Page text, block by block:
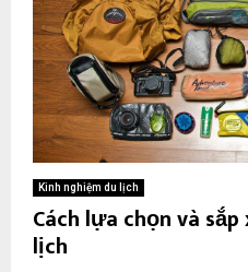
Kinh nghiệm du lịch
Cách lựa chọn và
lịch